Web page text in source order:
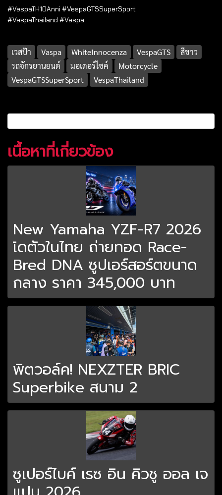
#VespaTH10Anni #VespaGTSSuperSport
#VespaThailand #Vespa
เวสป้า Vaspa WhiteInnocenza VespaGTS
สีขาว
รถจักรยานยนต์
มอเตอร์ไซค์
Motorcycle
VespaGTSSuperSport
VespaThailand
เนื้อหาที่เกี่ยวข้อง
New Yamaha YZF-R7 2026
เิดตัวในไทย ถ่ายทอด Race-
Bred DNA ซูปเอร์สอร์ตขนาด
กลาง ราคา 345,000 บาท
พิตวอล์ค! NEXZTER BRIC
Superbike สนาม 2
ซูเปอร์ไบค์ เรซ อิน คิวชู ออล เจ